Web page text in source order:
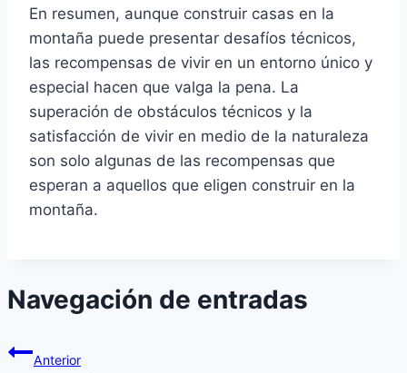
En resumen, aunque construir casas en la
montaña puede presentar desafíos técnicos,
las recompensas de vivir en un entorno único y
especial hacen que valga la pena. La
superación de obstáculos técnicos y la
satisfacción de vivir en medio de la naturaleza
son solo algunas de las recompensas que
esperan a aquellos que eligen construir en la
montaña.
Navegación de entradas
Anterior